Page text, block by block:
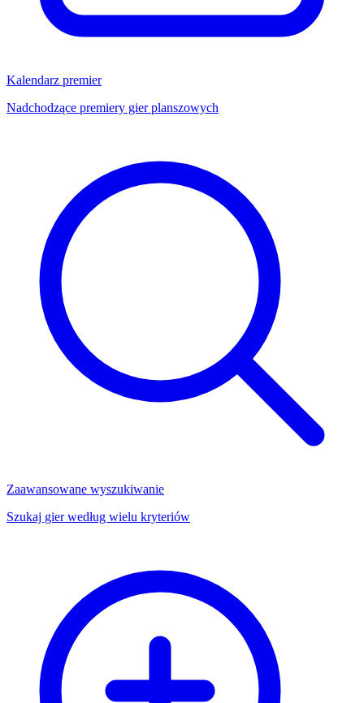
Kalendarz premier
Nadchodzące premiery gier planszowych
Zaawansowane wyszukiwanie
Szukaj gier według wielu kryteriów